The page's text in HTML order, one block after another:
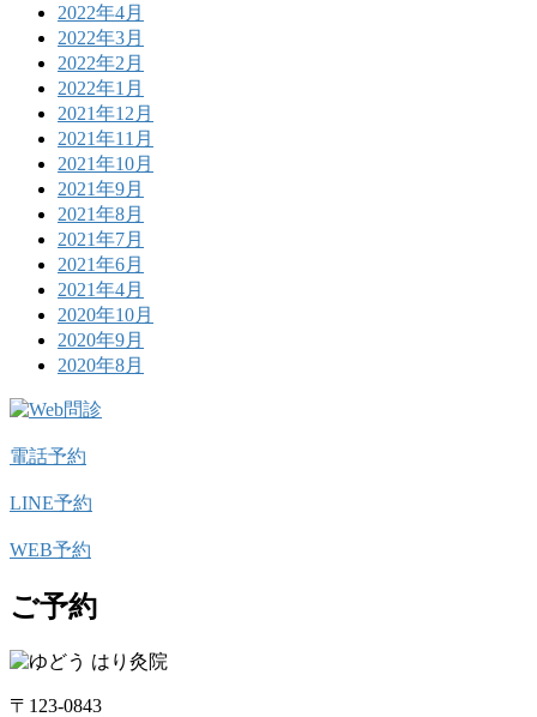
2022年4月
2022年3月
2022年2月
2022年1月
2021年12月
2021年11月
2021年10月
2021年9月
2021年8月
2021年7月
2021年6月
2021年4月
2020年10月
2020年9月
2020年8月
電話予約
LINE予約
WEB予約
ご予約
〒123-0843